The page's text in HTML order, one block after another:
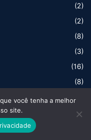
(2)
(2)
(8)
(3)
(16)
(8)
(11)
você tenha a melhor
site.